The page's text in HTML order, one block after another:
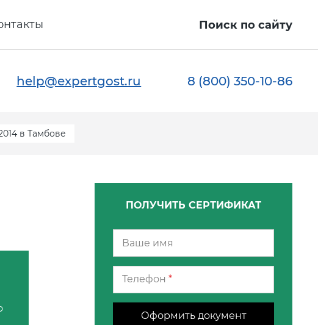
Поиск по сайту
help@expertgost.ru 8 (800) 350-10-86
в Тамбове
ПОЛУЧИТЬ СЕРТИФИКАТ
Телефон *
Оформить документ